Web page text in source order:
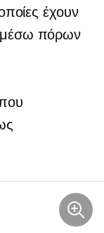
έχουν
μέσω πόρων